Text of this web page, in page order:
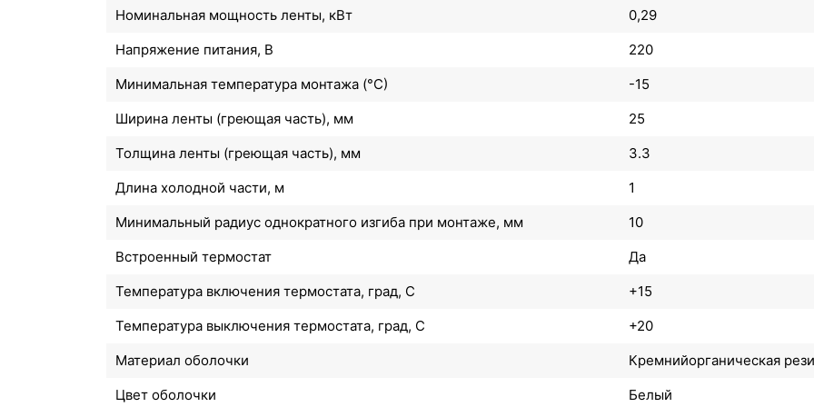
Номинальная мощность ленты, кВт
0,29
Напряжение питания, В
220
Минимальная температура монтажа (°С)
-15
Ширина ленты (греющая часть), мм
25
Толщина ленты (греющая часть), мм
3.3
Длина холодной части, м
1
Минимальный радиус однократного изгиба при монтаже, мм
10
Встроенный термостат
Да
Температура включения термостата, град, С
+15
Температура выключения термостата, град, С
+20
Материал оболочки
Кремнийорганическая
Цвет оболочки
Белый